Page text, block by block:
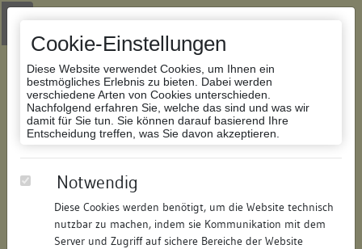
Cookie-Einstellungen
Diese Website verwendet Cookies, um Ihnen ein
bestmögliches Erlebnis zu bieten. Dabei werden
verschiedene Arten von Cookies unterschieden.
Nachfolgend erfahren Sie, welche das sind und was wir
damit für Sie tun. Sie können darauf basierend Ihre
Entscheidung treffen, was Sie davon akzeptieren.
Notwendig
Diese Cookies werden benötigt, um die Website technisch
nutzbar zu machen, indem sie Kommunikation mit dem
Server und Zugriff auf sichere Bereiche der Website
Zur Navigation springen
Zum Inhalt der Website springen
Datenbank Bauforschung/Restaurierung
143596325610/Datum:08.10.2014
Datenbestand:
Bauforschung